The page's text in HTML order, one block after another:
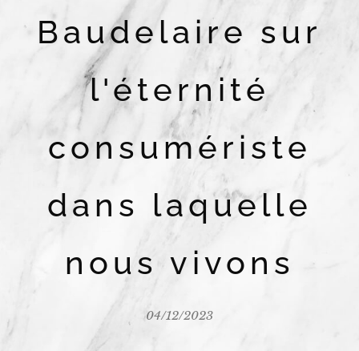
Baudelaire sur
l'éternité
consumériste
dans laquelle
nous vivons
04/12/2023